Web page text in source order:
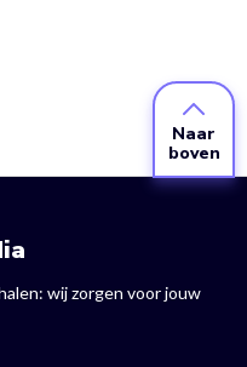
Naar
boven
wij zorgen voor jouw